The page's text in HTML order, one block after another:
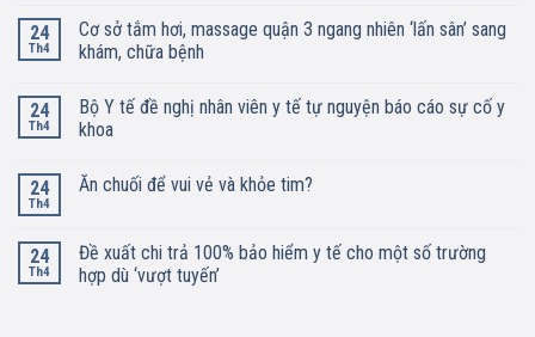
24
Th4
Cơ sở tắm hơi, massage quận 3 ngang nhiên ‘lấn sân’ sang
khám, chữa bệnh
24
Th4
Bộ Y tế đề nghị nhân viên y tế tự nguyện báo cáo sự cố y
khoa
24
Th4
Ăn chuối để vui vẻ và khỏe tim?
24
Th4
Đề xuất chi trả 100% bảo hiểm y tế cho một số trường
hợp dù ‘vượt tuyến’